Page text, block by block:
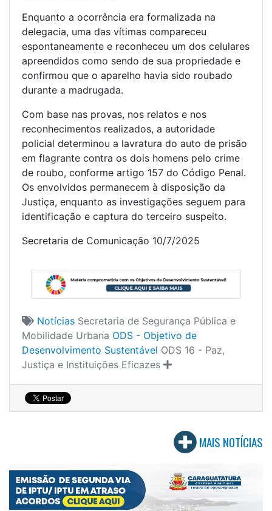
Enquanto a ocorrência era formalizada na
delegacia, uma das vítimas compareceu
espontaneamente e reconheceu um dos celulares
apreendidos como sendo de sua propriedade e
confirmou que o aparelho havia sido roubado
durante a madrugada.
Com base nas provas, nos relatos e nos
reconhecimentos realizados, a autoridade
policial determinou a lavratura do auto de prisão
em flagrante contra os dois homens pelo crime
de roubo, conforme artigo 157 do Código Penal.
Os envolvidos permanecem à disposição da
Justiça, enquanto as investigações seguem para
identificação e captura do terceiro suspeito.
Secretaria de Comunicação 10/7/2025
Notícias Secretaria de Segurança Pública e
Mobilidade Urbana ODS - Objetivo de
Desenvolvimento Sustentável ODS 16 - Paz,
Justiça e Instituições Eficazes
MAIS NOTÍCIAS